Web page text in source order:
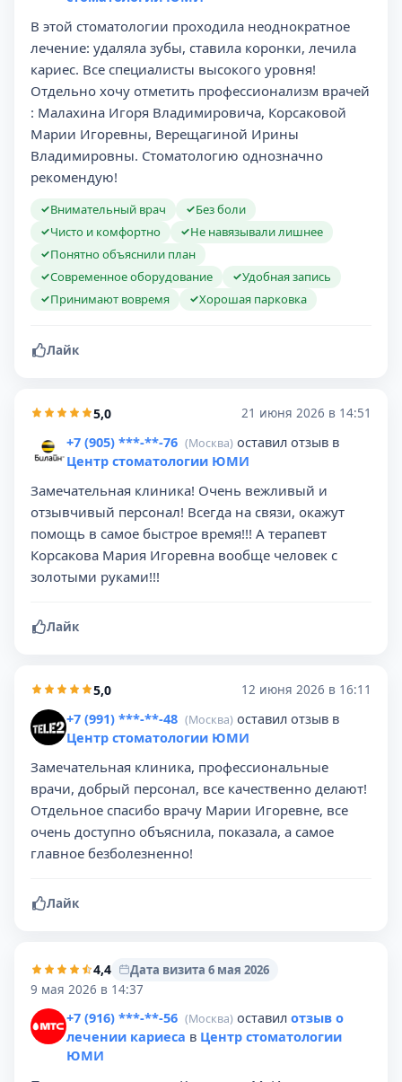
В этой стоматологии проходила неоднократное
лечение: удаляла зубы, ставила коронки, лечила
кариес. Все специалисты высокого уровня!
Отдельно хочу отметить профессионализм врачей
: Малахина Игоря Владимировича, Корсаковой
Марии Игоревны, Верещагиной Ирины
Владимировны. Стоматологию однозначно
рекомендую!
✓Внимательный врач ✓Без боли
✓Чисто и комфортно ✓Не навязывали лишнее
✓Понятно объяснили план
✓Современное оборудование ✓Удобная запись
✓Принимают вовремя ✓Хорошая парковка
Лайк
5,0 21 июня 2026 в 14:51
+7 (905) ***-**-76 (Москва) оставил отзыв в
Центр стоматологии ЮМИ
Замечательная клиника! Очень вежливый и
отзывчивый персонал! Всегда на связи, окажут
помощь в самое быстрое время!!! А терапевт
Корсакова Мария Игоревна вообще человек с
золотыми руками!!!
Лайк
5,0 12 июня 2026 в 16:11
+7 (991) ***-**-48 (Москва) оставил отзыв в
Центр стоматологии ЮМИ
Замечательная клиника, профессиональные
врачи, добрый персонал, все качественно делают!
Отдельное спасибо врачу Марии Игоревне, все
очень доступно объяснила, показала, а самое
главное безболезненно!
Лайк
4,4
Дата визита 6 мая 2026
9 мая 2026 в 14:37
+7 (916) ***-**-56 (Москва) оставил отзыв о
лечении кариеса в Центр стоматологии
ЮМИ